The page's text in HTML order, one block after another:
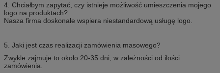
4. Chciałbym zapytać, czy istnieje możliwość umieszczenia mojego
logo na produktach?
Nasza firma doskonale wspiera niestandardową usługę logo.
5. Jaki jest czas realizacji zamówienia masowego?
Zwykle zajmuje to około 20-35 dni, w zależności od ilości
zamówienia.